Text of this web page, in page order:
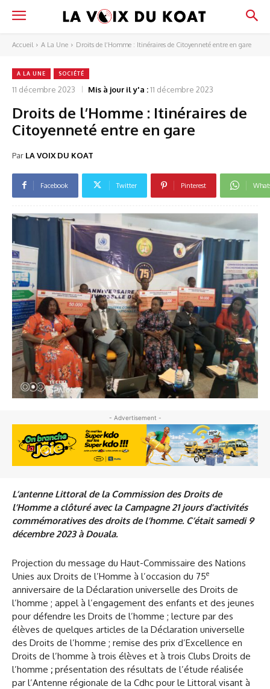
Accueil A La Une Droits de l’Homme : Itinéraires de Citoyenneté entre en gare
A LA UNE SOCIÉTÉ
11 décembre 2023 Mis à jour il y'a :11 décembre 2023
Droits de l’Homme : Itinéraires de
Citoyenneté entre en gare
Par LA VOIX DU KOAT
Facebook Twitter Pinterest
- Advertisement -
L’antenne Littoral de la Commission des Droits de
l’Homme a clôturé avec la Campagne 21 jours d’activités
commémoratives des droits de l’homme. C’était samedi 9
décembre 2023 à Douala.
Projection du message du Haut-Commissaire des Nations
Unies aux Droits de l’Homme à l’occasion du 75e
anniversaire de la Déclaration universelle des Droits de
l’homme ; appel à l’engagement des enfants et des jeunes
pour défendre les Droits de l’homme ; lecture par des
élèves de quelques articles de la Déclaration universelle
des Droits de l’homme ; remise des prix d’Excellence en
Droits de l’homme à trois élèves et à trois Clubs Droits de
l’homme ; présentation des résultats de l’étude réalisée
par l’Antenne régionale de la Cdhc pour le Littoral visant à